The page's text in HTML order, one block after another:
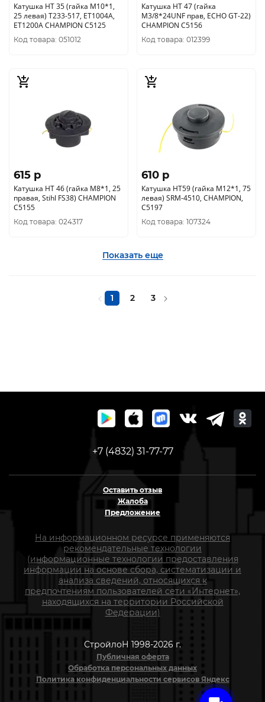
Катушка HT 35 (гайка М10*1,
25 левая) Т233-517, ЕТ1004А,
ЕТ1200А CHAMPION С5125
Код товара: 051012
Катушка HT 47 (гайка
М3/8*24UNF прав, ECHO GT-22)
CHAMPION C5156
Код товара: 012399
615 p
Катушка HT 46 (гайка М8*1, 25
правая, Stihl FS38) CHAMPION
C5155
Код товара: 024317
610 p
Катушка HT59 (гайка М12*1, 75
левая) SRM-4510, CHAMPION,
C5197
Код товара: 107324
Показать еще
1 2 3
+7 (4832) 31-77-77
Оставить отзыв
Жалоба
Предложение
На информационном ресурсе применяются
рекомендательные технологии
(информационные технологии предоставления
информации на основе сбора, систематизации и
анализа сведений, относящихся к
предпочтениям пользователей сети «Интернет»,
находящихся на территории Российской
Федерации)
СтройлоН 1998-2026 г.
Публичная оферта
Обработка персональных данных
Политика конфиденциальности сервисов Яндекс